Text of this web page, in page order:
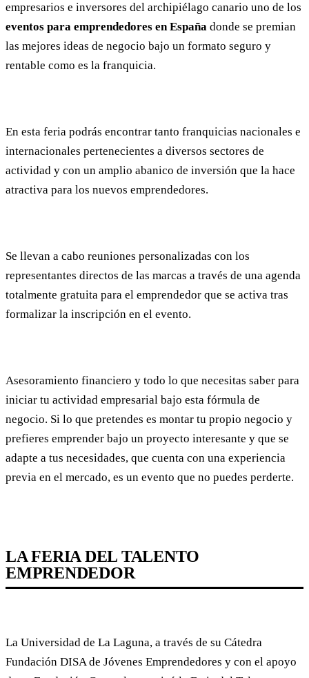
empresarios e inversores del archipiélago canario uno de los
eventos para emprendedores en España donde se premian
las mejores ideas de negocio bajo un formato seguro y
rentable como es la franquicia.
En esta feria podrás encontrar tanto franquicias nacionales e
internacionales pertenecientes a diversos sectores de
actividad y con un amplio abanico de inversión que la hace
atractiva para los nuevos emprendedores.
Se llevan a cabo reuniones personalizadas con los
representantes directos de las marcas a través de una agenda
totalmente gratuita para el emprendedor que se activa tras
formalizar la inscripción en el evento.
Asesoramiento financiero y todo lo que necesitas saber para
iniciar tu actividad empresarial bajo esta fórmula de
negocio. Si lo que pretendes es montar tu propio negocio y
prefieres emprender bajo un proyecto interesante y que se
adapte a tus necesidades, que cuenta con una experiencia
previa en el mercado, es un evento que no puedes perderte.
LA FERIA DEL TALENTO
EMPRENDEDOR
La Universidad de La Laguna, a través de su Cátedra
Fundación DISA de Jóvenes Emprendedores y con el apoyo